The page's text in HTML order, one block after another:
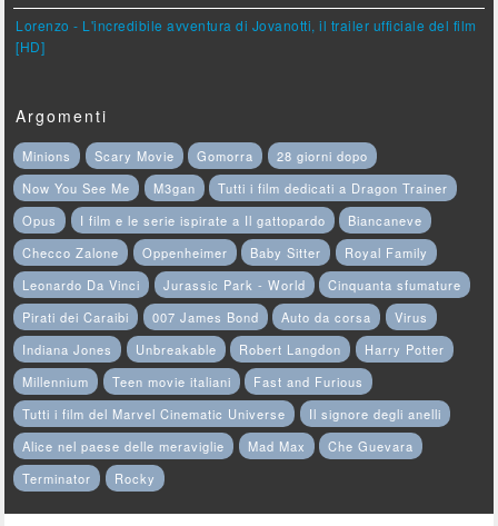
Lorenzo - L'incredibile avventura di Jovanotti, il trailer ufficiale del film
[HD]
Argomenti
Minions Scary Movie Gomorra
28 giorni dopo
Now You See Me
M3gan
Tutti i film dedicati a Dragon Trainer
Opus
I film e le serie ispirate a Il gattopardo
Biancaneve
Checco Zalone
Oppenheimer Baby Sitter
Royal Family
Leonardo Da Vinci
Jurassic Park - World
Cinquanta sfumature
Pirati dei Caraibi
007 James Bond Auto da corsa
Virus
Indiana Jones
Unbreakable Robert Langdon
Harry Potter
Millennium
Teen movie italiani
Fast and Furious
Tutti i film del Marvel Cinematic Universe
Il signore degli anelli
Alice nel paese delle meraviglie
Mad Max
Che Guevara
Terminator
Rocky